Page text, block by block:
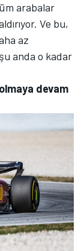
arabalar
Ve bu,
az
anda o kadar
devam